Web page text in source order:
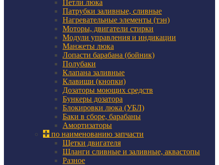
Петли люка
Патрубки заливные, сливные
Нагревательные элементы (тэн)
Моторы, двигатели стирки
Модули управления и индикации
Манжеты люка
Лопасти барабана (бойник)
Полубаки
Клапана заливные
Клавиши (кнопки)
Дозаторы моющих средств
Бункеры дозатора
Блокировки люка (УБЛ)
Баки в сборе, барабаны
Амортизаторы
по наименованию запчасти
Щетки двигателя
Шланги сливные и заливные, аквастопы
Разное